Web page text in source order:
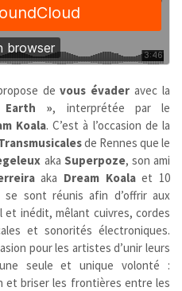
devous évader avec la
Earth », interprétée par le
Koala. C’est à l’occasion de la
de Rennes que le
aka Superpoze, son ami
aka Dream Koalaet 10
se sont réunis afin d’offrir aux
inédit, mêlant cuivres, cordes
et sonorités électroniques.
pour les artistes d’unir leurs
seule et unique volonté :
et briser les frontières entre les